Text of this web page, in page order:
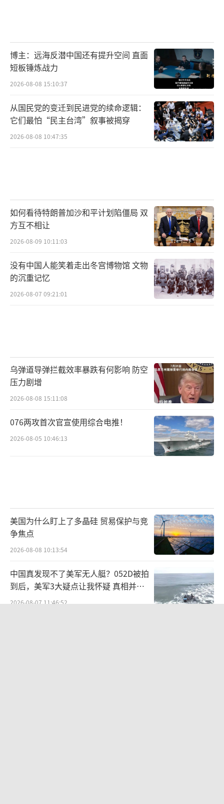
博主：远海反潜中国还有提升空间 直面
短板锤炼战力
2026-08-08 15:10:37
从国民党的变迁到民进党的续命逻辑：
它们最怕“民主台湾”叙事被揭穿
2026-08-08 10:47:35
如何看待特朗普加沙和平计划陷僵局 双
方互不相让
2026-08-09 10:11:03
没有中国人能笑着走出冬宫博物馆 文物
的沉重记忆
2026-08-07 09:21:01
乌弹道导弹拦截效率暴跌有何影响 防空
压力剧增
2026-08-08 15:11:08
076两攻首次官宣使用综合电推！
2026-08-05 10:46:13
美国为什么盯上了多晶硅 贸易保护与竞
争焦点
2026-08-08 10:13:54
中国真发现不了美军无人艇？052D被拍
到后，美军3大疑点让我怀疑 真相并非
如此
2026-08-07 11:46:52